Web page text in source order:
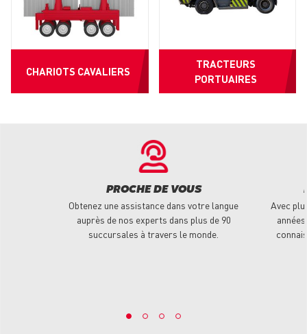
CHARIOTS CAVALIERS
TRACTEURS
PORTUAIRES
PROCHE DE VOUS
Obtenez une assistance dans votre langue
auprès de nos experts dans plus de 90
succursales à travers le monde.
Avec